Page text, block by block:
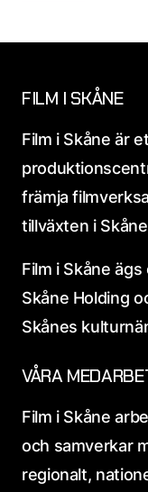
FILM I SKÅNE
Film i Skåne är
främja
tillväxten i
Film i Skåne
Skåne Holding
Skånes
VÅRA
Film i Skåne
och samverkar
regionalt,